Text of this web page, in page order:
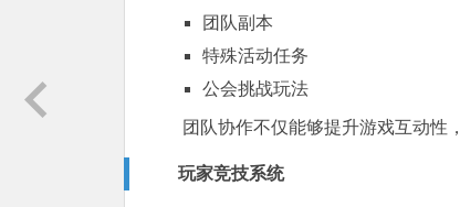
团队副本
特殊活动任务
公会挑战玩法
团队协作不仅能够提升游戏互动性
玩家竞技系统